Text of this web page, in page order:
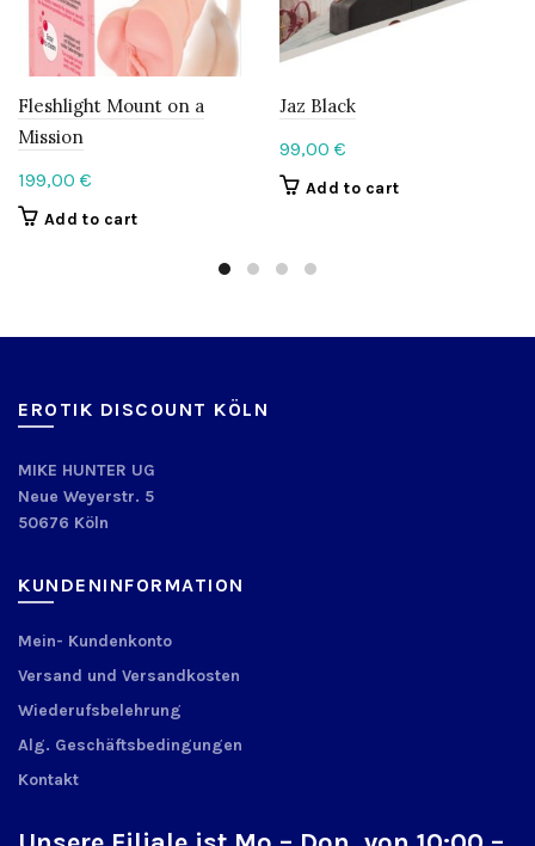
Fleshlight Mount on a
Mission
199,00 €
Add to cart
Jaz Black
99,00 €
Add to cart
EROTIK DISCOUNT KÖLN
MIKE HUNTER UG
Neue Weyerstr. 5
50676 Köln
KUNDENINFORMATION
Mein- Kundenkonto
Versand und Versandkosten
Wiederufsbelehrung
Alg. Geschäftsbedingungen
Kontakt